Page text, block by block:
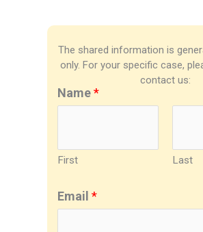
The shared information is
only. For your specific case,
contact us:
Name*
First Last
Email*